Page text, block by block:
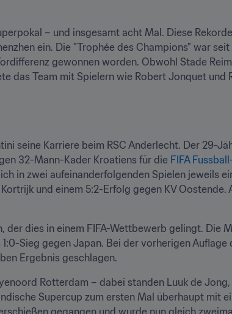
– und insgesamt acht Mal. Diese
ein. Die "Trophée des Champions" war
gewonnen worden. Obwohl Stade
das Team mit Spielern wie Robert Jonquet und
seine Karriere beim RSC Anderlecht. Der 29-
32-Mann-Kader Kroatiens für die FIFA
in zwei aufeinanderfolgenden Spielen jeweils
und einem 5:2-Erfolg gegen KV Oostende.
der dies in einem FIFA-Wettbewerb gelingt. Die
Sieg gegen Japan. Bei der vorherigen Auflage
Ergebnis geschlagen.
Rotterdam – dabei standen Luuk de
Supercup zum ersten Mal überhaupt mit
gegangen und wurde nun gleich